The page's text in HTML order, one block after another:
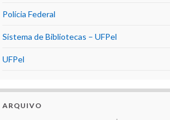
Polícia Federal
Sistema de Bibliotecas – UFPel
UFPel
ARQUIVO